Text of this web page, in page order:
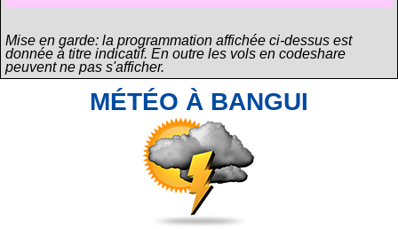
Mise en garde: la programmation affichée ci-dessus est
donnée à titre indicatif. En outre les vols en codeshare
peuvent ne pas s'afficher.
MÉTÉO À BANGUI